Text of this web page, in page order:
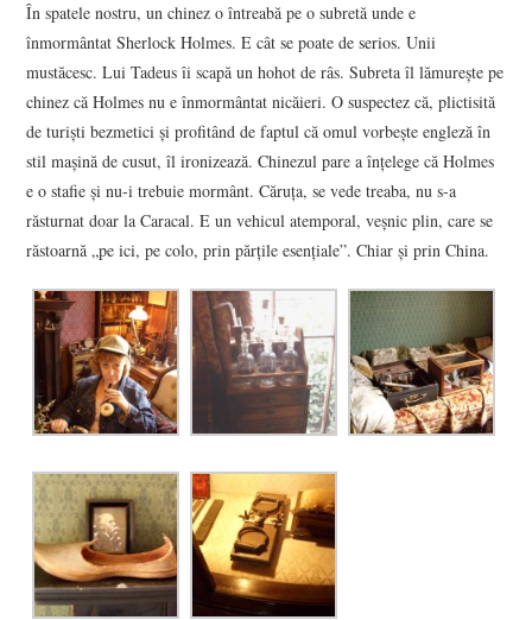
În spatele nostru, un chinez o întreabă pe o subretă unde e
înmormântat Sherlock Holmes. E cât se poate de serios. Unii
mustăcesc. Lui Tadeus îi scapă un hohot de râs. Subreta îl lămureşte pe
chinez că Holmes nu e înmormântat nicăieri. O suspectez că, plictisită
de turişti bezmetici şi profitând de faptul că omul vorbeşte engleză în
stil maşină de cusut, îl ironizează. Chinezul pare a înţelege că Holmes
e o stafie şi nu-i trebuie mormânt. Căruţa, se vede treaba, nu s-a
răsturnat doar la Caracal. E un vehicul atemporal, veşnic plin, care se
răstoarnă „pe ici, pe colo, prin părţile esenţiale”. Chiar şi prin China.